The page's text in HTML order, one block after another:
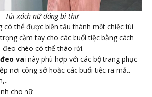
Túi xách nữ dáng bì thư
có thể được biến tấu thành một chiếc túi
cầm tay cho các buổi tiệc bằng cách
đeo chéo có thể tháo rời.
vai này phù hợp với các bộ trang phục
nơi công sở hoặc các buổi tiệc ra mắt,
cho nữ